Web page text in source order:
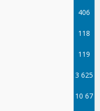
406
118
119
3 625
10 67